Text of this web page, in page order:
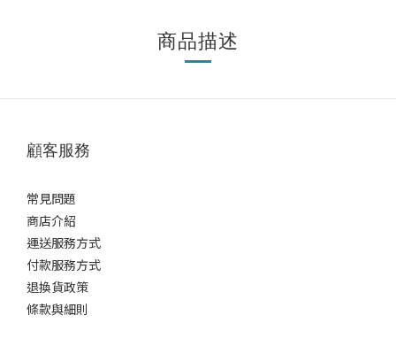
商品描述
顧客服務
常見問題
商店介紹
運送服務方式
付款服務方式
退換貨政策
條款與細則